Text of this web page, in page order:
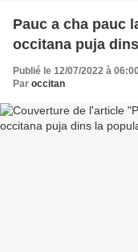
Pauc a cha pauc
occitana puja
Publié le 12/07/2022 à
Par occitan